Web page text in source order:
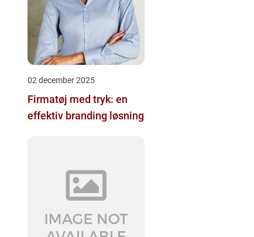
02 december 2025
Firmatøj med tryk: en
effektiv branding løsning